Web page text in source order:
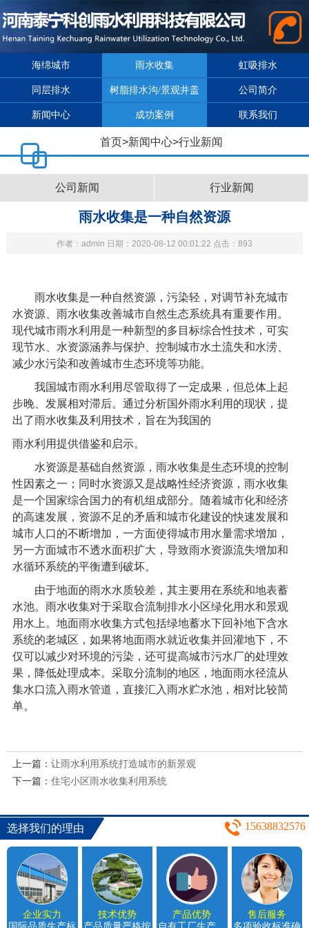
海绵城市 雨水收集 虹吸排水
同层排水 树脂排水沟/景观井盖 公司简介
新闻中心 成功案例 联系我们
首页>新闻中心>行业新闻
公司新闻 行业新闻
雨水收集是一种自然资源
作者：admin 日期：2020-08-12 00:01:22 点击：893
雨水收集是一种自然资源，污染轻，对调节补充城市
水资源、雨水收集改善城市自然生态系统具有重要作用。
现代城市雨水利用是一种新型的多目标综合性技术，可实
现节水、水资源涵养与保护、控制城市水土流失和水涝、
减少水污染和改善城市生态环境等功能。
我国城市雨水利用尽管取得了一定成果，但总体上起
步晚、发展相对滞后。通过分析国外雨水利用的现状，提
出了雨水收集及利用技术，旨在为我国的
雨水利用提供借鉴和启示。
水资源是基础自然资源，雨水收集是生态环境的控制
性因素之一；同时水资源又是战略性经济资源，雨水收集
是一个国家综合国力的有机组成部分。随着城市化和经济
的高速发展，资源不足的矛盾和城市化建设的快速发展和
城市人口的不断增加，一方面使得城市用水量需求增加，
另一方面城市不透水面积扩大，导致雨水资源流失增加和
水循环系统的平衡遭到破坏。
由于地面的雨水水质较差，其主要用在系统和地表蓄
水池。雨水收集对于采取合流制排水小区绿化用水和景观
用水上。地面雨水收集方式包括绿地蓄水下回补地下含水
系统的老城区，如果将地面雨水就近收集并回灌地下，不
仅可以减少对环境的污染，还可提高城市污水厂的处理效
果，降低处理成本。采取分流制的地区，地面雨水径流从
集水口流入雨水管道，直接汇入雨水贮水池，相对比较简
单。
上一篇： 让雨水利用系统打造城市的新景观
下一篇： 住宅小区雨水收集利用系统
选择我们的理由 15638832576
企业实力
技术优势
产品优势
售后服务